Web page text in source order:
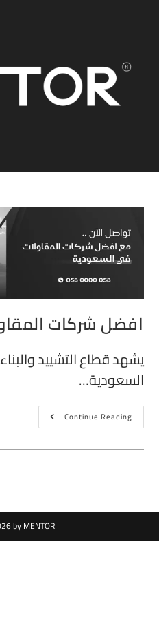
افضل شركات
يشهد قطاع التشييد
السعودية…
Continue Reading
by MENTOR